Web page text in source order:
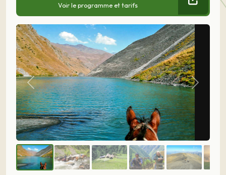
Voir le programme et tarifs
Précédent Suivant